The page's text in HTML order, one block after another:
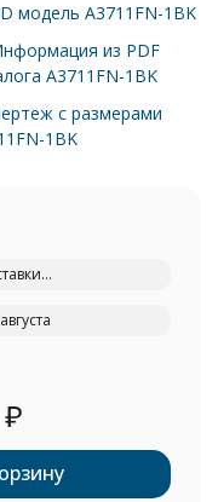
модель A3711FN-1BK
из PDF
A3711FN-1BK
с размерами
1BK
₽